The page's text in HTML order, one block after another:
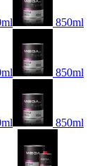
850ml
850ml
850ml